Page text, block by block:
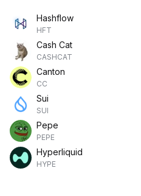
Hashflow
HFT
Cash Cat
CASHCAT
Canton
CC
Sui
SUI
Pepe
PEPE
Hyperliquid
HYPE